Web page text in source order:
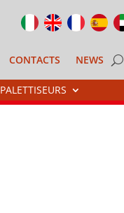
CONTACTS NEWS
PALETTISEURS